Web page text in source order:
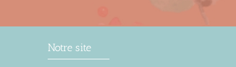
Notre site